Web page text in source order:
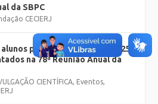
da SBPC
CECIERJ
premiados na FECTI 2025
na 78ª Reunião Anual da
CIENTÍFICA, Eventos,